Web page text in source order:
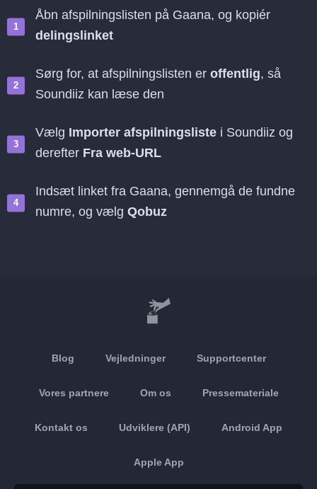
Åbn afspilningslisten på Gaana, og kopiér
delingslinket
Sørg for, at afspilningslisten er offentlig, så
Soundiiz kan læse den
Vælg Importer afspilningsliste i Soundiiz og
derefter Fra web-URL
Indsæt linket fra Gaana, gennemgå de fundne
numre, og vælg Qobuz
Blog Vejledninger Supportcenter
Vores partnere Om os Pressemateriale
Kontakt os Udviklere (API) Android App
Apple App